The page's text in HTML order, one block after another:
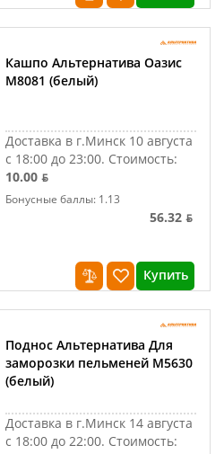
Кашпо Альтернатива Оазис
М8081 (белый)
Доставка в г.Минск 10 августа
с 18:00 до 23:00. Стоимость:
10.00 ƃ
Бонусные баллы: 1.13
56.32 ƃ
Купить
Поднос Альтернатива Для
заморозки пельменей М5630
(белый)
Доставка в г.Минск 14 августа
с 18:00 до 22:00. Стоимость: